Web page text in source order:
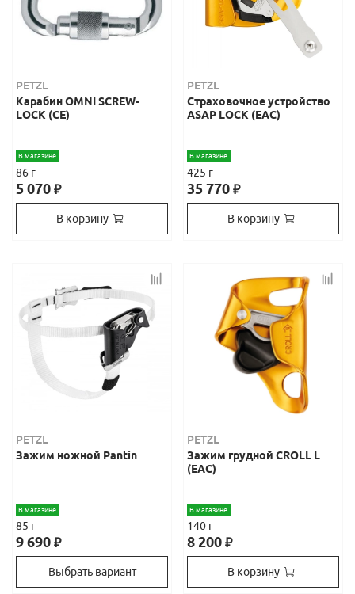
PETZL
Карабин OMNI SCREW-
LOCK (СЕ)
В магазине
86 г
5 070₽
В корзину
PETZL
Страховочное устройство
ASAP LOCK (ЕАС)
В магазине
425 г
35 770₽
В корзину
PETZL
Зажим ножной Pantin
В магазине
85 г
9 690₽
Выбрать вариант
PETZL
Зажим грудной CROLL L
(EAC)
В магазине
140 г
8 200₽
В корзину